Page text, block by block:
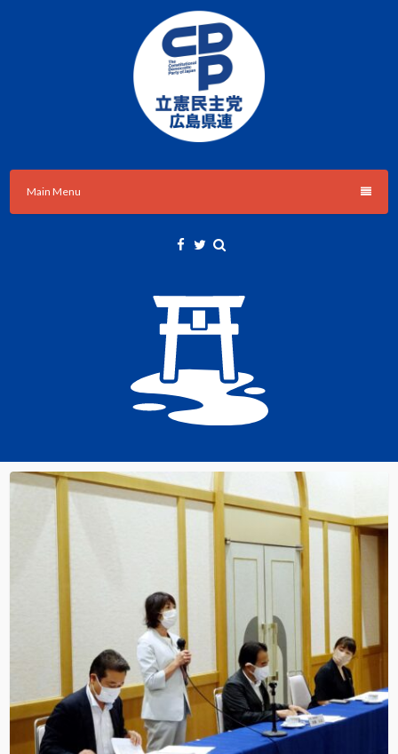
立憲民主党広島県総支部連合会
Main Menu